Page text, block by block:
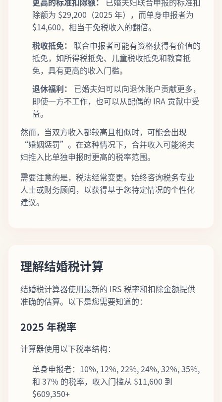
除额为 $29,200（2025 年），而单身申报者为
$14,600，相当于免税收入的翻倍。
税收抵免： 联合申报者可能有资格获得有价值的
抵免，如所得税抵免、儿童税收抵免和教育抵
免，具有更高的收入门槛。
退休福利：
已婚夫妇可以向退休账户贡献更多，
即使一方不工作，也可以从配偶的 IRA 贡献中受
益。
然而，当双方收入都较高且相似时，可能会出现
“婚姻惩罚”。在这种情况下，合并收入可能将夫
妇推入比单独申报时更高的税率范围。
需要注意的是，税法经常变更。始终咨询税务专业
人士或财务顾问，以获得基于您特定情况的个性化
建议。
理解结婚税计算
结婚税计算器使用最新的 IRS 税率和扣除金额提供
准确的估算。以下是您需要知道的：
2025 年税率
计算器使用以下税率结构：
单身申报者：10%, 12%, 22%, 24%, 32%, 35%,
和 37% 的税率，收入门槛从 $11,600 到
$609,350+